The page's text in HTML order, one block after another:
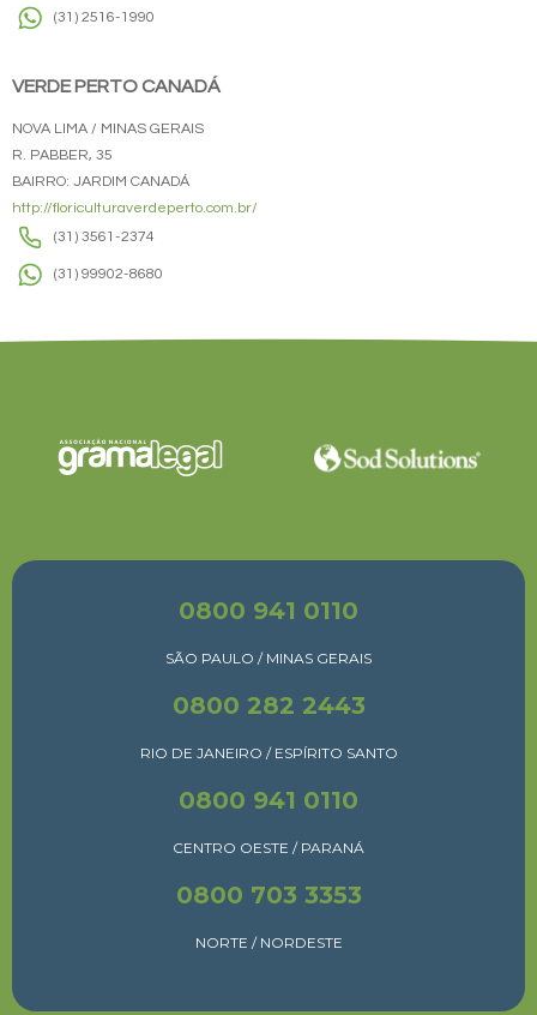
(31) 2516-1990
VERDE PERTO CANADÁ
NOVA LIMA / MINAS GERAIS
R. PABBER, 35
BAIRRO: JARDIM CANADÁ
http://floriculturaverdeperto.com.br/
(31) 3561-2374
(31) 99902-8680
0800 941 0110
SÃO PAULO / MINAS GERAIS
0800 282 2443
RIO DE JANEIRO / ESPÍRITO SANTO
0800 941 0110
CENTRO OESTE / PARANÁ
0800 703 3353
NORTE / NORDESTE